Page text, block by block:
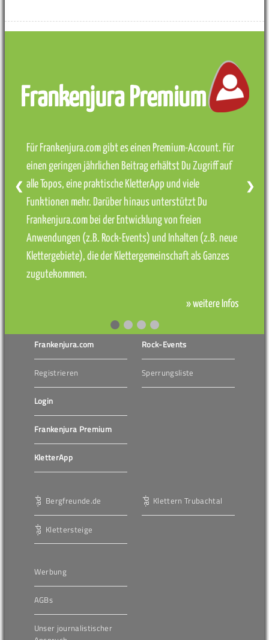
Frankenjura Premium
Für Frankenjura.com gibt es einen Premium-Account. Für
einen geringen jährlichen Beitrag erhältst Du Zugriff auf
alle Topos, eine praktische KletterApp und viele
Funktionen mehr. Darüber hinaus unterstützt Du
Frankenjura.com bei der Entwicklung von freien
Anwendungen (z.B. Rock-Events) und Inhalten (z.B. neue
Klettergebiete), die der Klettergemeinschaft als Ganzes
zugutekommen.
» weitere Infos
❮ ❯
Frankenjura.com
Registrieren
Login
Frankenjura Premium
KletterApp
Rock-Events
Sperrungsliste
Bergfreunde.de
Klettersteige
Klettern Trubachtal
Werbung
AGBs
Unser journalistischer